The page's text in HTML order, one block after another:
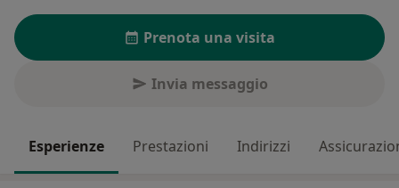
Prenota una visita
Invia messaggio
Esperienze Prestazioni Indirizzi